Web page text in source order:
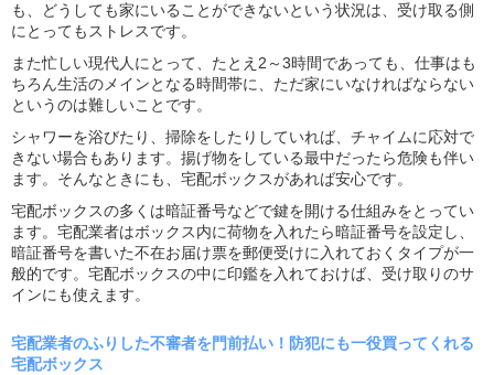
も、どうしても家にいることができないという状況は、受け取る側
にとってもストレスです。
また忙しい現代人にとって、たとえ2～3時間であっても、仕事はも
ちろん生活のメインとなる時間帯に、ただ家にいなければならない
というのは難しいことです。
シャワーを浴びたり、掃除をしたりしていれば、チャイムに応対で
きない場合もあります。揚げ物をしている最中だったら危険も伴い
ます。そんなときにも、宅配ボックスがあれば安心です。
宅配ボックスの多くは暗証番号などで鍵を開ける仕組みをとってい
ます。宅配業者はボックス内に荷物を入れたら暗証番号を設定し、
暗証番号を書いた不在お届け票を郵便受けに入れておくタイプが一
般的です。宅配ボックスの中に印鑑を入れておけば、受け取りのサ
インにも使えます。
宅配業者のふりした不審者を門前払い！ 防犯にも一役買ってくれる
宅配ボックス